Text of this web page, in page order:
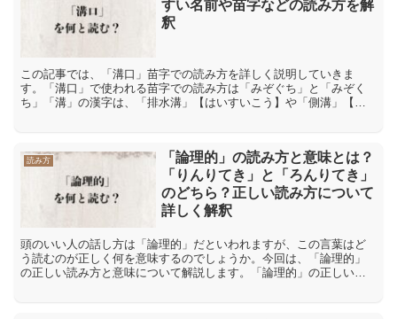
すい名前や苗字などの読み方を解
釈
この記事では、「溝口」苗字での読み方を詳しく説明していきま
す。「溝口」で使われる苗字での読み方は「みぞぐち」と「みぞく
ち」「溝」の漢字は、「排水溝」【はいすいこう】や「側溝」【そ
読み方
「論理的」の読み方と意味とは？
「りんりてき」と「ろんりてき」
のどちら？正しい読み方について
詳しく解釈
頭のいい人の話し方は「論理的」だといわれますが、この言葉はど
う読むのが正しく何を意味するのでしょうか。今回は、「論理的」
の正しい読み方と意味について解説します。「論理的」の正しい読